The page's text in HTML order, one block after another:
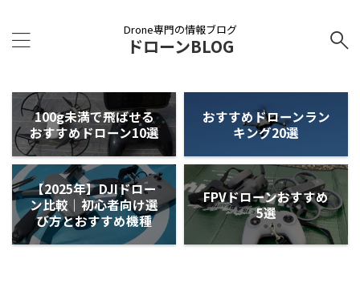
Drone専門の情報ブログ
ドローンBLOG
100g未満で飛ばせる
おすすめドローン10選
おすすめドローンラン
キング20選
【2025年】DJIドロー
ン比較｜初心者向け選
び方とおすすめ機種
FPVドローンおすすめ
5選